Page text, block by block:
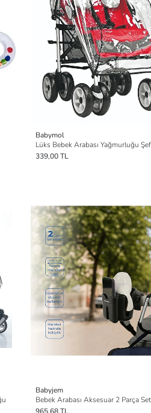
Babymol
Lüks Bebek Arabası Yağmurluğu
339,00 TL
Babyjem
965,68 TL